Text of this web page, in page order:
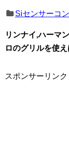
Siセンサーコ
リンナイ,ハーマ
ロのグリルを使
スポンサーリンク